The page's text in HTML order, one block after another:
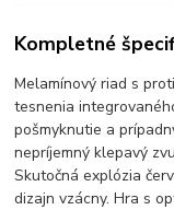
Kompletné
Melamínový riad s
tesnenia
pošmyknutie a
nepríjemný klepavý
Skutočná explózia
dizajn vzácny. Hra s